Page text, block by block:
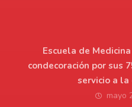
Escuela de
condecoración por sus
servicio a la
mayo